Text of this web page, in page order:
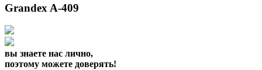
Grandex A-409
вы знаете нас лично,
поэтому можете доверять!